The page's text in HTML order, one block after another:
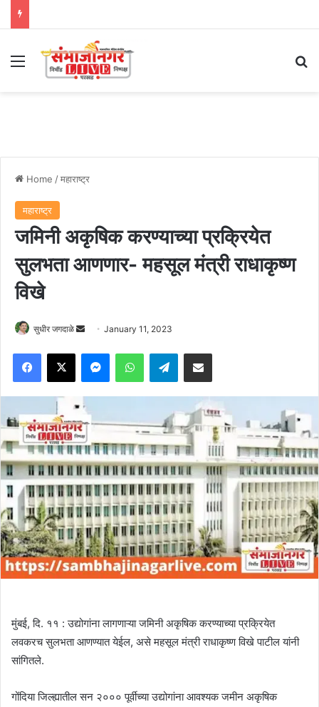
Menu
Home /महाराष्ट्र
महाराष्ट्र
जमिनी अकृषिक करण्याच्या प्रक्रियेत
सुलभता आणणार- महसूल मंत्री राधाकृष्ण
विखे
सुधीर जगदाळे
Send
email
January 11, 2023
Facebook
X MessengerWhatsAppTelegramShare via Email
मुंबई, दि. ११ : उद्योगांना लागणाऱ्या जमिनी अकृषिक करण्याच्या प्रक्रियेत
लवकरच सुलभता आणण्यात येईल, असे महसूल मंत्री राधाकृष्ण विखे पाटील यांनी
सांगितले.
गोंदिया जिल्ह्यातील सन २००० पूर्वीच्या उद्योगांना आवश्यक जमीन अकृषिक